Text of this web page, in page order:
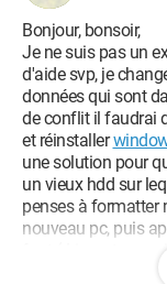
Bonjour, bonsoir,
Je ne suis pas un
d'aide svp, je
données qui sont
de conflit il faudrai
et réinstaller
une solution pour
un vieux hdd sur
penses à formatter
nouveau pc, puis
faut (driver etc..
voudrai récupérer